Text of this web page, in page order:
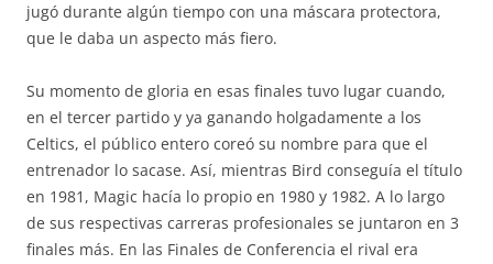
jugó durante algún tiempo con una máscara protectora,
que le daba un aspecto más fiero.
Su momento de gloria en esas finales tuvo lugar cuando,
en el tercer partido y ya ganando holgadamente a los
Celtics, el público entero coreó su nombre para que el
entrenador lo sacase. Así, mientras Bird conseguía el título
en 1981, Magic hacía lo propio en 1980 y 1982. A lo largo
de sus respectivas carreras profesionales se juntaron en 3
finales más. En las Finales de Conferencia el rival era